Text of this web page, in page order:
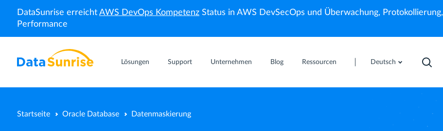
DataSunrise erreicht AWS DevOps Kompetenz Status in AWS DevSecOps und Überwachung, Protokollierung,
Performance
Lösungen Support Unternehmen Blog Ressourcen Deutsch
Startseite Oracle Database Datenmaskierung